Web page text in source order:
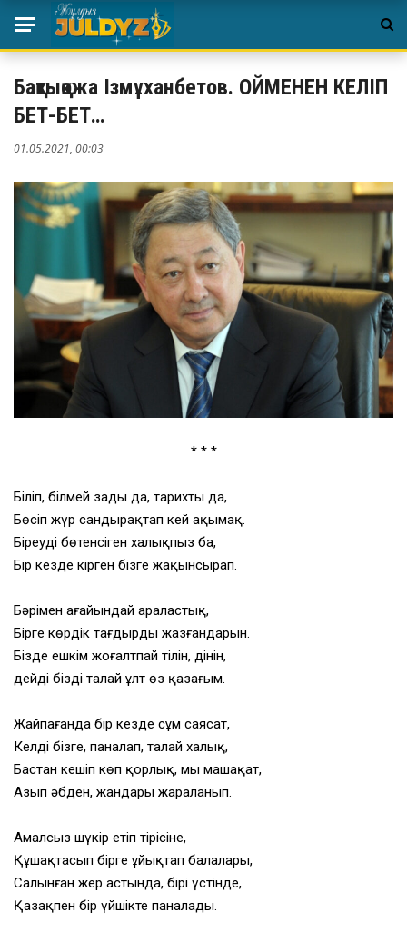
Бақтықожа Ізмұханбетов. ОЙМЕНЕН КЕЛІП
БЕТ-БЕТ…
01.05.2021, 00:03
* * *
Біліп, білмей заңды да, тарихты да,
Бөсіп жүр сандырақтап кей ақымақ.
Біреуді бөтенсіген халықпыз ба,
Бір кезде кірген бізге жақынсырап.
Бәрімен ағайындай араластық,
Бірге көрдік тағдырдың жазғандарын.
Бізде ешкім жоғалтпай тілін, дінін,
дейді бізді талай ұлт өз қазағым.
Жайпағанда бір кезде сұм саясат,
Келді бізге, паналап, талай халық,
Бастан кешіп көп қорлық, мың машақат,
Азып әбден, жандары жараланып.
Амалсыз шүкір етіп тірісіне,
Құшақтасып бірге ұйықтап балалары,
Салынған жер астында, бірі үстінде,
Қазақпен бір үйшікте паналады.